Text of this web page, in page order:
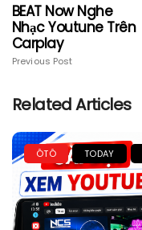
BEAT Now Nghe
Nhạc Youtune Trên
Carplay
Previous Post
Related Articles
ÔTÔ TODAY